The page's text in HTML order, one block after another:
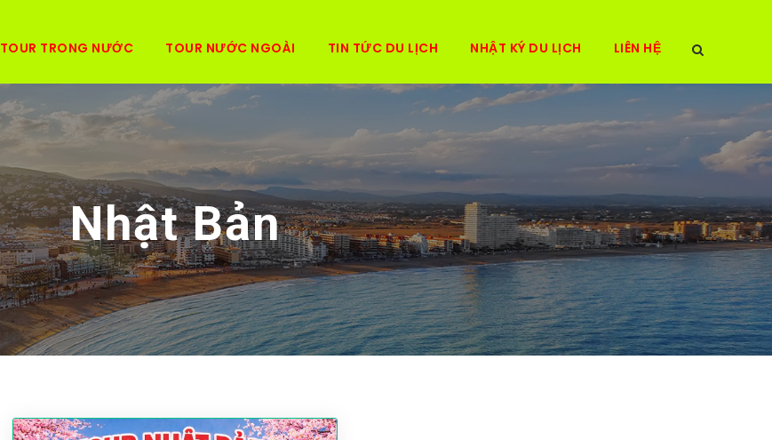
TOUR TRONG NƯỚC TOUR NƯỚC NGOÀI TIN TỨC DU LỊCH NHẬT KÝ DU LỊCH LIÊN HỆ
Nhật Bản